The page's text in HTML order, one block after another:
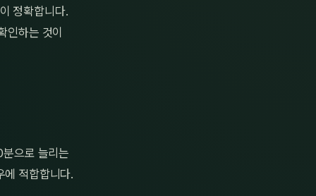
정확합니다.
인하는 것이
으로 늘리는
에 적합합니다.